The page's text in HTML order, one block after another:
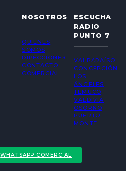
NOSOTROS
QUIÉNES
SOMOS
DIRECCIONES
CONTACTO
COMERCIAL
ESCUCHA
RADIO
PUNTO 7
VALPARAÍSO
CONCEPCIÓN
LOS
ÁNGELES
TEMUCO
VALDIVIA
OSORNO
PUERTO
MONTT
WHATSAPP COMERCIAL